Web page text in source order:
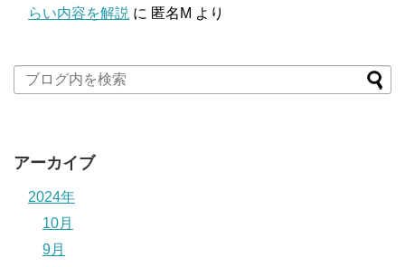
らい内容を解説 に 匿名M より
アーカイブ
2024年
10月
9月